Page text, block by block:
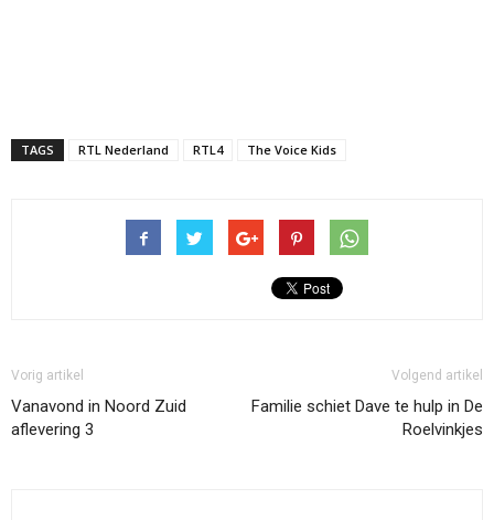
TAGS RTL Nederland RTL4 The Voice Kids
Vorig artikel
Vanavond in Noord Zuid
aflevering 3
Volgend artikel
Familie schiet Dave te hulp in De
Roelvinkjes